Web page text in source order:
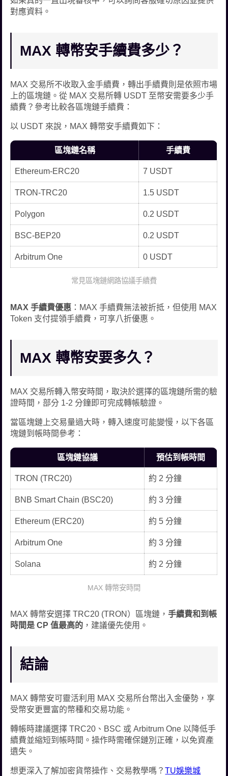
對應資料。
MAX 轉幣安手續費多少？
MAX 交易所不收取入金手續費，轉出手續費則是依照市場
上的區塊鏈。從 MAX 交易所轉 USDT 至幣安需要多少手
續費？參考比較各區塊鏈手續費：
以 USDT 來說，MAX 轉幣安手續費如下：
區塊鏈名稱 手續費
Ethereum-ERC20 7 USDT
TRON-TRC20 1.5 USDT
Polygon 0.2 USDT
BSC-BEP20 0.2 USDT
Arbitrum One 0 USDT
常見區塊鏈網路協議手續費
MAX 手續費優惠 ：MAX 手續費無法被折抵，但使用 MAX
Token 支付提領手續費，可享八折優惠。
MAX 轉幣安要多久？
MAX 交易所轉入幣安時間，取決於選擇的區塊鏈所需的驗
證時間，部分 1-2 分鐘即可完成轉帳驗證。
當區塊鏈上交易量過大時，轉入速度可能變慢，以下各區
塊鏈到帳時間參考：
區塊鏈協議 預估到帳時間
TRON (TRC20) 約 2 分鐘
BNB Smart Chain (BSC20) 約 3 分鐘
Ethereum (ERC20) 約 5 分鐘
Arbitrum One 約 3 分鐘
Solana 約 2 分鐘
MAX 轉幣安時間
MAX 轉幣安選擇 TRC20 (TRON）區塊鏈，手續費和到帳
時間是 CP 值最高的 ，建議優先使用。
結論
MAX 轉幣安可靈活利用 MAX 交易所台幣出入金優勢，享
受幣安更豐富的幣種和交易功能。
轉帳時建議選擇 TRC20、BSC 或 Arbitrum One 以降低手
續費並縮短到帳時間。操作時需確保鏈別正確，以免資產
遺失。
想更深入了解加密貨幣操作、交易教學嗎？TU娛樂城